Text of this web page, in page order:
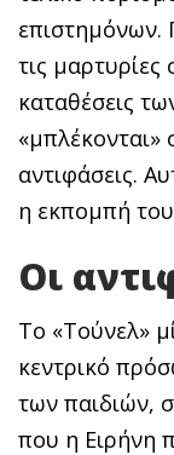
επιστημόνων.
τις
καταθέσεις
«μπλέκονται»
αντιφάσεις.
η εκπομπή του
Οι
Το «Τούνελ»
κεντρικό
των παιδιών,
που η Ειρήνη